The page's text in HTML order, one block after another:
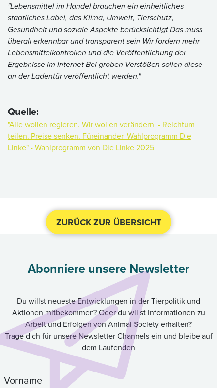
"Lebensmittel im Handel brauchen ein einheitliches
staatliches Label, das Klima, Umwelt, Tierschutz,
Gesundheit und soziale Aspekte berücksichtigt Das muss
überall erkennbar und transparent sein Wir fordern mehr
Lebensmittelkontrollen und die Veröffentlichung der
Ergebnisse im Internet Bei groben Verstößen sollen diese
an der Ladentür veröffentlicht werden."
Quelle:
"Alle wollen regieren. Wir wollen verändern. - Reichtum
teilen. Preise senken. Füreinander. Wahlprogramm Die
Linke" - Wahlprogramm von Die Linke 2025
ZURÜCK ZUR ÜBERSICHT
Abonniere unsere Newsletter
Du willst neueste Entwicklungen in der Tierpolitik und
Aktionen mitbekommen? Oder du willst Informationen zu
Arbeit und Erfolgen von Animal Society erhalten?
Trage dich für unsere Newsletter Channels ein und bleibe auf
dem Laufenden
Vorname